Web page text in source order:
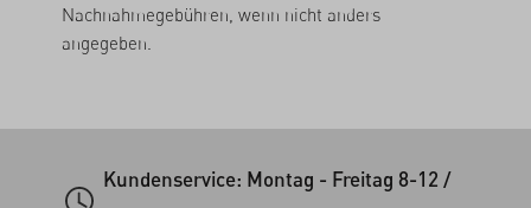
Nachnahmegebühren, wenn nicht anders
angegeben.
Kundenservice: Montag - Freitag 8-12 /